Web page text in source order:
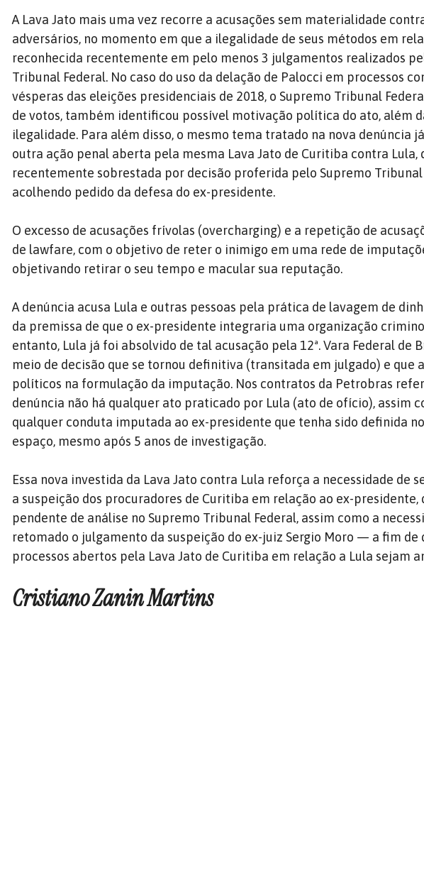
A Lava Jato mais uma vez recorre a acusações sem materialidade
adversários, no momento em que a ilegalidade de seus métodos em
reconhecida recentemente em pelo menos 3 julgamentos realizados
Tribunal Federal. No caso do uso da delação de Palocci em processos
vésperas das eleições presidenciais de 2018, o Supremo Tribunal
de votos, também identificou possível motivação política do ato, além
ilegalidade. Para além disso, o mesmo tema tratado na nova denúncia
outra ação penal aberta pela mesma Lava Jato de Curitiba contra Lula,
recentemente sobrestada por decisão proferida pelo Supremo Tribunal
acolhendo pedido da defesa do ex-presidente.
O excesso de acusações frívolas (overcharging) e a repetição de
de lawfare, com o objetivo de reter o inimigo em uma rede de
objetivando retirar o seu tempo e macular sua reputação.
A denúncia acusa Lula e outras pessoas pela prática de lavagem de
da premissa de que o ex-presidente integraria uma organização
entanto, Lula já foi absolvido de tal acusação pela 12ª. Vara Federal de
meio de decisão que se tornou definitiva (transitada em julgado) e que
políticos na formulação da imputação. Nos contratos da Petrobras
denúncia não há qualquer ato praticado por Lula (ato de ofício), assim
qualquer conduta imputada ao ex-presidente que tenha sido definida
espaço, mesmo após 5 anos de investigação.
Essa nova investida da Lava Jato contra Lula reforça a necessidade de
a suspeição dos procuradores de Curitiba em relação ao ex-presidente,
pendente de análise no Supremo Tribunal Federal, assim como a
retomado o julgamento da suspeição do ex-juiz Sergio Moro — a fim de
processos abertos pela Lava Jato de Curitiba em relação a Lula sejam
Cristiano Zanin Martins